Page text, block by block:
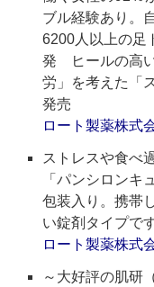
ブル経験あり。
6200人以上の足
発 ヒールの高
労」を考えた「
発売
ロート製薬株式
ストレスや食べ
「パンシロン
包装入り。携帯
い錠剤タイプです
ロート製薬株式
～大好評の肌研